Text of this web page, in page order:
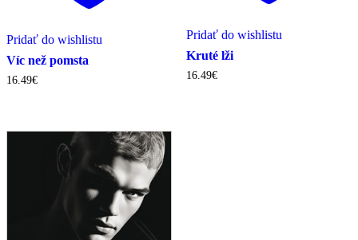
Pridať do wishlistu
Víc než pomsta
16.49€
Pridať do wishlistu
Kruté lži
16.49€